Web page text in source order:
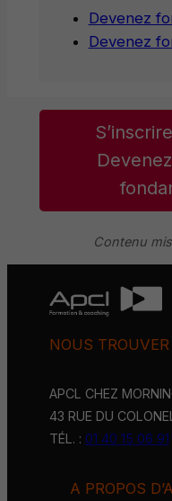
Devenez
Devenez
Contenu
NOUS TROUVER
APCL CHEZ
43 RUE DU
TÉL. : 01 40 15 06 91
A PROPOS